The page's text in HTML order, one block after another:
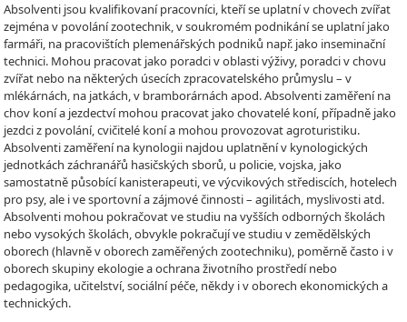
Absolventi jsou kvalifikovaní pracovníci, kteří se uplatní v chovech zvířat
zejména v povolání zootechnik, v soukromém podnikání se uplatní jako
farmáři, na pracovištích plemenářských podniků např. jako inseminační
technici. Mohou pracovat jako poradci v oblasti výživy, poradci v chovu
zvířat nebo na některých úsecích zpracovatelského průmyslu – v
mlékárnách, na jatkách, v bramborárnách apod. Absolventi zaměření na
chov koní a jezdectví mohou pracovat jako chovatelé koní, případně jako
jezdci z povolání, cvičitelé koní a mohou provozovat agroturistiku.
Absolventi zaměření na kynologii najdou uplatnění v kynologických
jednotkách záchranářů hasičských sborů, u policie, vojska, jako
samostatně působící kanisterapeuti, ve výcvikových střediscích, hotelech
pro psy, ale i ve sportovní a zájmové činnosti – agilitách, myslivosti atd.
Absolventi mohou pokračovat ve studiu na vyšších odborných školách
nebo vysokých školách, obvykle pokračují ve studiu v zemědělských
oborech (hlavně v oborech zaměřených zootechniku), poměrně často i v
oborech skupiny ekologie a ochrana životního prostředí nebo
pedagogika, učitelství, sociální péče, někdy i v oborech ekonomických a
technických.